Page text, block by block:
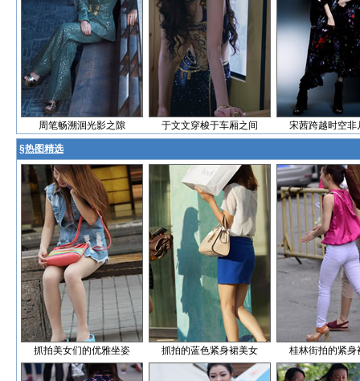
周笔畅溯洄光影之隙 于文文穿梭于车厢之间 宋茜跨越时空非
§热图精选
抓拍美女们的优雅坐姿 抓拍的蓝色紧身裙美女 桂林街拍的紧身